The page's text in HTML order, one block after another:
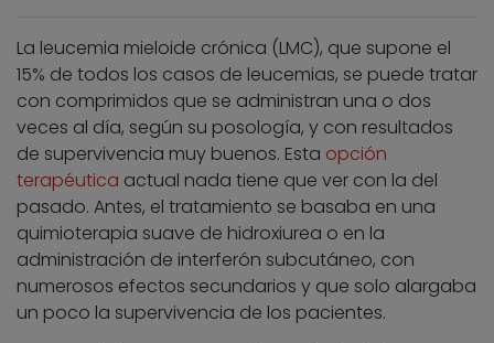
La leucemia mieloide crónica (LMC), que supone el
15% de todos los casos de leucemias, se puede tratar
con comprimidos que se administran una o dos
veces al día, según su posología, y con resultados
de supervivencia muy buenos. Esta opción
terapéutica actual nada tiene que ver con la del
pasado. Antes, el tratamiento se basaba en una
quimioterapia suave de hidroxiurea o en la
administración de interferón subcutáneo, con
numerosos efectos secundarios y que solo alargaba
un poco la supervivencia de los pacientes.